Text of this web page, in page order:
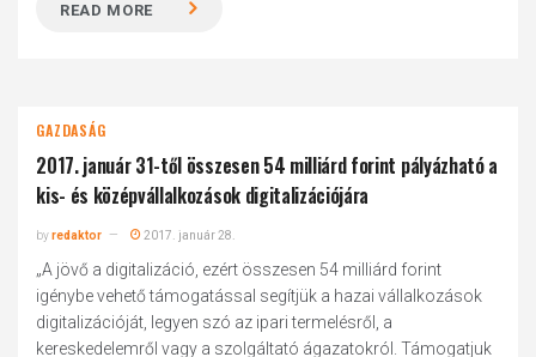
READ MORE
GAZDASÁG
2017. január 31-től összesen 54 milliárd forint pályázható a
kis- és középvállalkozások digitalizációjára
byredaktor 2017. január 28.
„A jövő a digitalizáció, ezért összesen 54 milliárd forint
igénybe vehető támogatással segítjük a hazai vállalkozások
digitalizációját, legyen szó az ipari termelésről, a
kereskedelemről vagy a szolgáltató ágazatokról. Támogatjuk